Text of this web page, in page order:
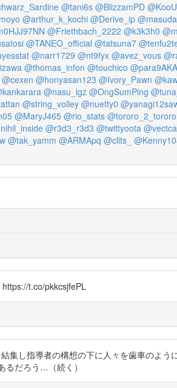
@tani6s @BlizzamPD
@arthur_k_kochi @Derive_ip
@Friethbach_2222 @k3k3h0
@TANEO_official @tatsuna7
@narr1729 @nt9fyx @avez_vous
@thomas_infon @touchico
@cexen @honyasan123 @Ivory_Pawn
@nasu_lgz @OngSumPing
@string_volley @nuetty0
@MaryJ465 @rio_stats @tororo_2_tororo
@r3d3_r3d3 @twittyoota
@tak_yamm @ARMApq @clits_
t.co/pkkcsjfePL
し指導者の構想の下に人々を歯車のよう
るだろう…（続く）